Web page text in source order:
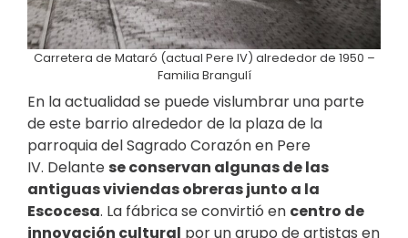
Carretera de Mataró (actual Pere IV) alrededor de 1950 –
Familia Brangulí
En la actualidad se puede vislumbrar una parte
de este barrio alrededor de la plaza de la
parroquia del Sagrado Corazón en Pere
IV. Delante se conservan algunas de las
antiguas viviendas obreras junto a la
Escocesa. La fábrica se convirtió en centro de
innovación cultural por un grupo de artistas en